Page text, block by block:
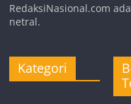
RedaksiNasional.com
netral.
Kategori